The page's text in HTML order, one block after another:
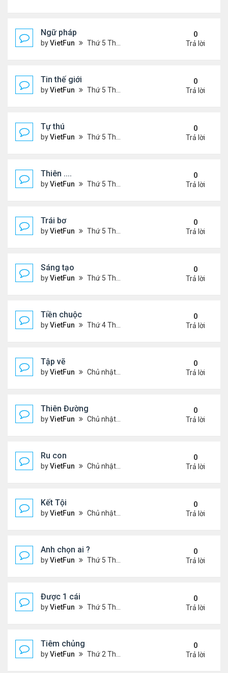
Ngữ pháp
byVietFun Thứ 5 Tháng 7 14, 2022 4:36 pm
0
Trả lời
Tin thế giới
byVietFun Thứ 5 Tháng 7 14, 2022 4:34 pm
0
Trả lời
Tự thú
byVietFun Thứ 5 Tháng 7 14, 2022 4:33 pm
0
Trả lời
Thiên ....
byVietFun Thứ 5 Tháng 7 14, 2022 4:30 pm
0
Trả lời
Trái bơ
byVietFun Thứ 5 Tháng 7 14, 2022 4:28 pm
0
Trả lời
Sáng tạo
byVietFun Thứ 5 Tháng 7 14, 2022 4:25 pm
0
Trả lời
Tiền chuộc
byVietFun Thứ 4 Tháng 7 06, 2022 12:18 pm
0
Trả lời
Tập vẽ
byVietFun Chủ nhật Tháng 4 03, 2022 8:25 pm
0
Trả lời
Thiên Đường
byVietFun Chủ nhật Tháng 4 03, 2022 8:24 pm
0
Trả lời
Ru con
byVietFun Chủ nhật Tháng 4 03, 2022 8:23 pm
0
Trả lời
Kết Tội
byVietFun Chủ nhật Tháng 4 03, 2022 8:20 pm
0
Trả lời
Anh chọn ai ?
byVietFun Thứ 5 Tháng 3 03, 2022 4:56 pm
0
Trả lời
Được 1 cái
byVietFun Thứ 5 Tháng 3 03, 2022 4:44 pm
0
Trả lời
Tiêm chủng
byVietFun Thứ 2 Tháng 1 24, 2022 1:11 pm
0
Trả lời